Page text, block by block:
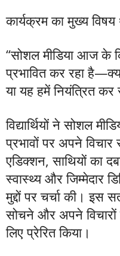
कार्यक्रम का मुख्य
“सोशल मीडिया आज के
प्रभावित कर रहा
या यह हमें नियंत्रित कर
विद्यार्थियों ने सोशल
प्रभावों पर अपने
एडिक्शन, साथियों का
स्वास्थ्य और जिम्मेदार
मुद्दों पर चर्चा की। इस
सोचने और अपने
लिए प्रेरित किया।